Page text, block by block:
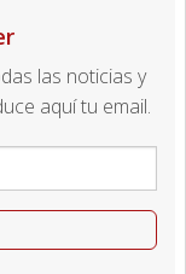
las noticias y
aquí tu email.